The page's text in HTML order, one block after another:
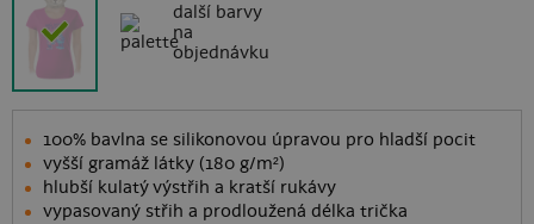
další barvy
na
objednávku
100% bavlna se silikonovou úpravou pro hladší pocit
vyšší gramáž látky (180 g/m²)
hlubší kulatý výstřih a kratší rukávy
vypasovaný střih a prodloužená délka trička